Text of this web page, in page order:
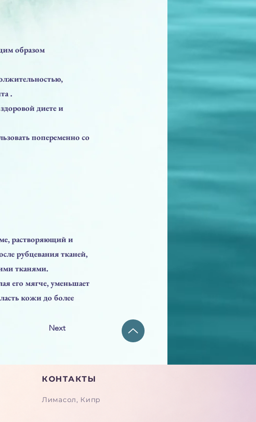
образом
.
диете и
попеременно со
растворяющий и
рубцевания тканей,
тканями.
его мягче, уменьшает
кожи до более
Next
КОНТАКТЫ
Лимасол, Кипр